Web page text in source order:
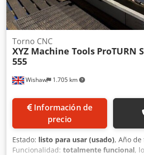
Wishaw 1.705 km
Torno CNC
XYZ Machine Tools ProTURN
555
Información de
precio
Estado: listo para usar (usado), Año
Funcionalidad: totalmente funcional,